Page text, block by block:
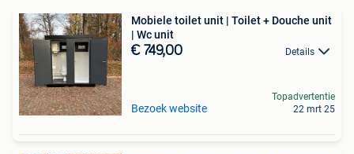
Mobiele toilet unit | Toilet + Douche unit
| Wc unit
€ 749,00 Details
Bezoek website
Topadvertentie
22 mrt 25